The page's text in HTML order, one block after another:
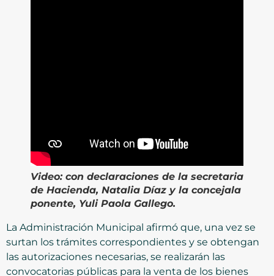
Video: con declaraciones de la secretaria
de Hacienda, Natalia Díaz y la concejala
ponente, Yuli Paola Gallego.
La Administración Municipal afirmó que, una vez se
surtan los trámites correspondientes y se obtengan
las autorizaciones necesarias, se realizarán las
convocatorias públicas para la venta de los bienes